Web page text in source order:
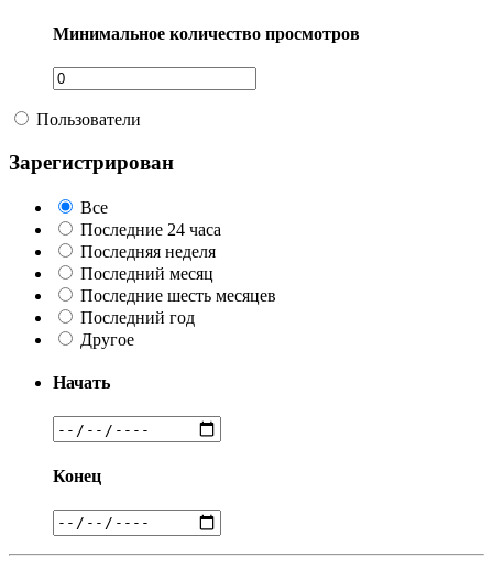
Минимальное количество просмотров
Пользователи
Зарегистрирован
Все
Последние 24 часа
Последняя неделя
Последний месяц
Последние шесть месяцев
Последний год
Другое
Начать
Конец